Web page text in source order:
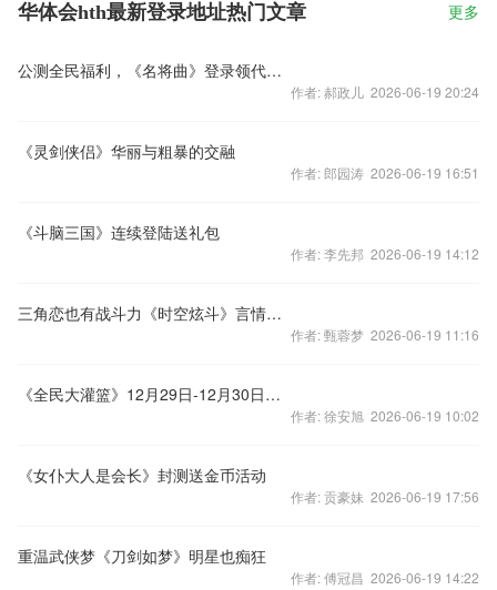
华体会hth最新登录地址热门文章 更多
公测全民福利，《名将曲》登录领代金劵
作者: 郝政儿 2026-06-19 20:24
《灵剑侠侣》华丽与粗暴的交融
作者: 郎园涛 2026-06-19 16:51
《斗脑三国》连续登陆送礼包
作者: 李先邦 2026-06-19 14:12
三角恋也有战斗力《时空炫斗》言情剧组合之王
作者: 甄蓉梦 2026-06-19 11:16
《全民大灌篮》12月29日-12月30日合服通知
作者: 徐安旭 2026-06-19 10:02
《女仆大人是会长》封测送金币活动
作者: 贡豪妹 2026-06-19 17:56
重温武侠梦《刀剑如梦》明星也痴狂
作者: 傅冠昌 2026-06-19 14:22